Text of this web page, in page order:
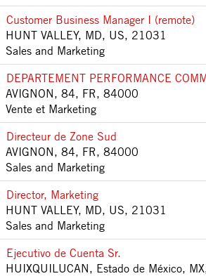
Customer Business Manager I (remote)
HUNT VALLEY, MD, US, 21031
Sales and Marketing
DEPARTEMENT PERFORMANCE
AVIGNON, 84, FR, 84000
Vente et Marketing
Directeur de Zone Sud
AVIGNON, 84, FR, 84000
Sales and Marketing
Director, Marketing
HUNT VALLEY, MD, US, 21031
Sales and Marketing
Ejecutivo de Cuenta Sr.
HUIXQUILUCAN, Estado de México,